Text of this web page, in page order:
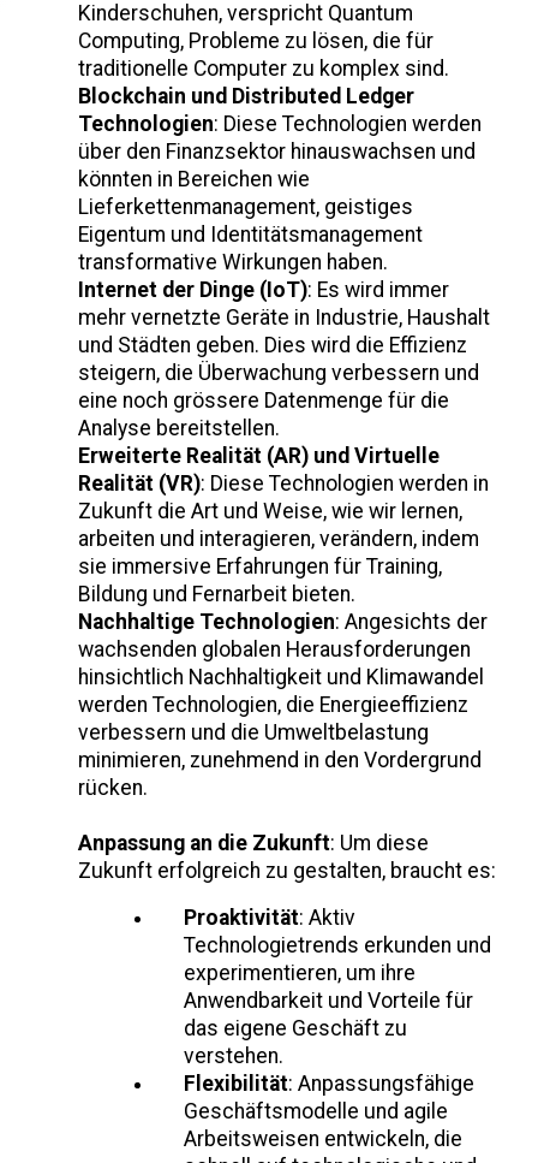
Kinderschuhen, verspricht Quantum
Computing, Probleme zu lösen, die für
traditionelle Computer zu komplex sind.
Blockchain und Distributed Ledger
Technologien: Diese Technologien werden
über den Finanzsektor hinauswachsen und
könnten in Bereichen wie
Lieferkettenmanagement, geistiges
Eigentum und Identitätsmanagement
transformative Wirkungen haben.
Internet der Dinge (IoT): Es wird immer
mehr vernetzte Geräte in Industrie, Haushalt
und Städten geben. Dies wird die Effizienz
steigern, die Überwachung verbessern und
eine noch grössere Datenmenge für die
Analyse bereitstellen.
Erweiterte Realität (AR) und Virtuelle
Realität (VR): Diese Technologien werden in
Zukunft die Art und Weise, wie wir lernen,
arbeiten und interagieren, verändern, indem
sie immersive Erfahrungen für Training,
Bildung und Fernarbeit bieten.
Nachhaltige Technologien: Angesichts der
wachsenden globalen Herausforderungen
hinsichtlich Nachhaltigkeit und Klimawandel
werden Technologien, die Energieeffizienz
verbessern und die Umweltbelastung
minimieren, zunehmend in den Vordergrund
rücken.
Anpassung an die Zukunft: Um diese
Zukunft erfolgreich zu gestalten, braucht es:
Proaktivität: Aktiv
Technologietrends erkunden und
experimentieren, um ihre
Anwendbarkeit und Vorteile für
das eigene Geschäft zu
verstehen.
Flexibilität: Anpassungsfähige
Geschäftsmodelle und agile
Arbeitsweisen entwickeln, die